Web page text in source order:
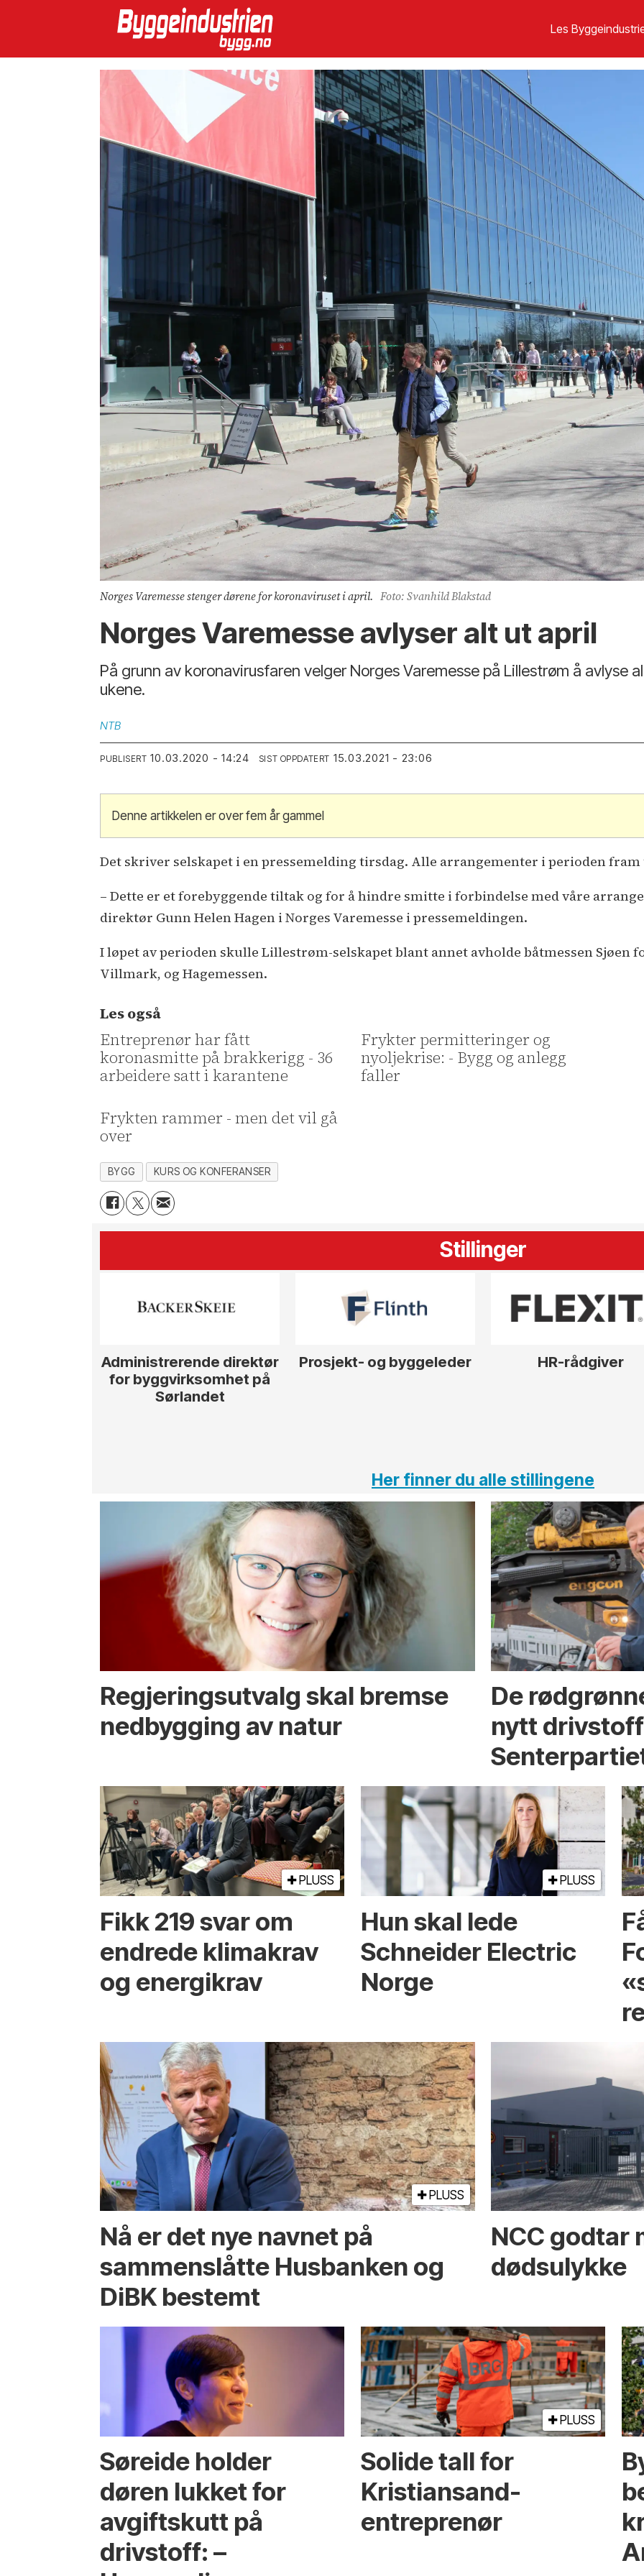
Les
Norges Varemesse stenger dørene for koronaviruset i april. Foto: Svanhild Blakstad
Norges Varemesse avlyser alt ut april
På grunn av koronavirusfaren velger Norges Varemesse på Lillestrøm å avlyse
ukene.
NTB
PUBLISERT 10.03.2020 - 14:24 SIST OPPDATERT 15.03.2021 - 23:06
Denne artikkelen er over fem år gammel
Det skriver selskapet i en pressemelding tirsdag. Alle arrangementer i perioden
– Dette er et forebyggende tiltak og for å hindre smitte i forbindelse med våre
direktør Gunn Helen Hagen i Norges Varemesse i pressemeldingen.
I løpet av perioden skulle Lillestrøm-selskapet blant annet avholde båtmessen Sjøen
Villmark, og Hagemessen.
Les også
Entreprenør har fått
koronasmitte på brakkerigg - 36
arbeidere satt i karantene
Frykter permitteringer og
nyoljekrise: - Bygg og anlegg
faller
Frykten rammer - men det vil gå
over
BYGG KURS OG KONFERANSER
Stillinger
Administrerende direktør
for byggvirksomhet på
Sørlandet
Prosjekt- og byggeleder HR-rådgiver
Her finner du alle stillingene
Regjerings­utvalg skal bremse
ned­bygging av natur
De
nytt
PLUSS
Fikk 219 svar om
endrede klimakrav
og energikrav
PLUSS
Hun skal lede
Schneider Electric
Norge
PLUSS
Nå er det nye navnet på
sammenslåtte Husbanken og
DiBK bestemt
NCC godtar
dødsulykke
Søreide holder
døren lukket for
avgiftskutt på
drivstoff: –
PLUSS
Solide tall for
Kristiansand-
entreprenør